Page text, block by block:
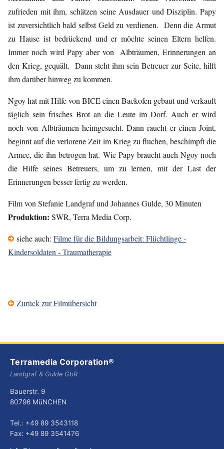
zufrieden mit ihm, schätzen seine Ausdauer und Disziplin. Papy
ist zuversichtlich bald selbst Geld zu verdienen. Denn die Armut
zu Hause ist bedrückend und er möchte seinen Eltern helfen.
Immer noch wird Papy aber von Albträumen, Erinnerungen an
den Krieg, gequält. Dann steht ihm sein Betreuer zur Seite, hilft
ihm darüber hinweg zu kommen.
Ngoy hat mit Hilfe von BICE einen Backofen gebaut und verkauft
täglich sein frisches Brot an die Leute im Dorf. Auch er wird
noch von Albträumen heimgesucht. Dann raucht er einen Joint,
beginnt auf die verlorene Zeit im Krieg zu fluchen, beschimpft die
Armee, die ihn betrogen hat. Wie Papy braucht auch Ngoy noch
die Hilfe seines Betreuers, um zu lernen, mit der Last der
Erinnerungen besser fertig zu werden.
Film von Stefanie Landgraf und Johannes Gulde, 30 Minuten
Produktion: SWR, Terra Media Corp.
siehe auch: Filme für die Bildungsarbeit: Flüchtlinge -
Kindersoldaten - Traumatherapie
Zurück zur Filmübersicht
Terramedia Corporation®
Landgraf & Gulde GbR
Bauerstr. 9
80796 MüNCHEN
Tel.: +49 89 3543118
Fax: +49 89 3541476